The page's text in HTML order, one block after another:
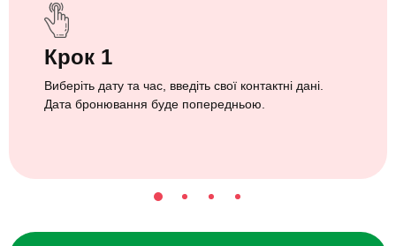
Крок 1
Виберіть дату та час, введіть свої контактні дані.
Дата бронювання буде попередньою.